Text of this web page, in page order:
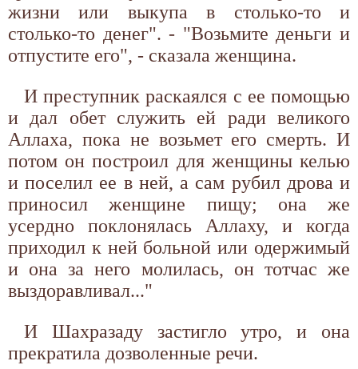
жизни или выкупа в столько-то и
столько-то денег". - "Возьмите деньги и
отпустите его", - сказала женщина.
И преступник раскаялся с ее помощью
и дал обет служить ей ради великого
Аллаха, пока не возьмет его смерть. И
потом он построил для женщины келью
и поселил ее в ней, а сам рубил дрова и
приносил женщине пищу; она же
усердно поклонялась Аллаху, и когда
приходил к ней больной или одержимый
и она за него молилась, он тотчас же
выздоравливал..."
И Шахразаду застигло утро, и она
прекратила дозволенные речи.